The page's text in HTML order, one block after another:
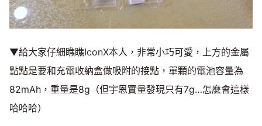
▼給大家仔細瞧瞧IconX本人，非常小巧可愛，上方的金屬
點點是要和充電收納盒做吸附的接點，單顆的電池容量為
82mAh，重量是8g（但宇恩實量發現只有7g…怎麼會這樣
哈哈哈）